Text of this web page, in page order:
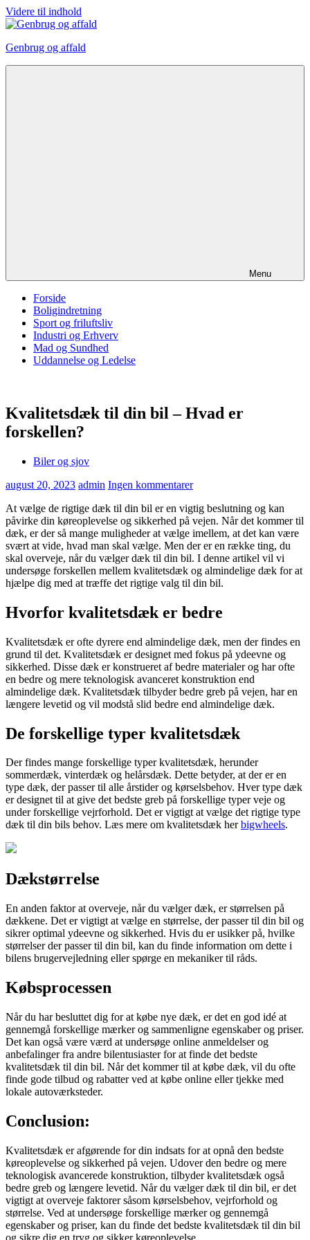
Videre til indhold
Genbrug og affald
Menu
Forside
Boligindretning
Sport og friluftsliv
Industri og Erhverv
Mad og Sundhed
Uddannelse og Ledelse
Kvalitetsdæk til din bil – Hvad er
forskellen?
Biler og sjov
august 20, 2023 admin Ingen kommentarer
At vælge de rigtige dæk til din bil er en vigtig beslutning og kan
påvirke din køreoplevelse og sikkerhed på vejen. Når det kommer til
dæk, er der så mange muligheder at vælge imellem, at det kan være
svært at vide, hvad man skal vælge. Men der er en række ting, du
skal overveje, når du vælger dæk til din bil. I denne artikel vil vi
undersøge forskellen mellem kvalitetsdæk og almindelige dæk for at
hjælpe dig med at træffe det rigtige valg til din bil.
Hvorfor kvalitetsdæk er bedre
Kvalitetsdæk er ofte dyrere end almindelige dæk, men der findes en
grund til det. Kvalitetsdæk er designet med fokus på ydeevne og
sikkerhed. Disse dæk er konstrueret af bedre materialer og har ofte
en bedre og mere teknologisk avanceret konstruktion end
almindelige dæk. Kvalitetsdæk tilbyder bedre greb på vejen, har en
længere levetid og vil modstå slid bedre end almindelige dæk.
De forskellige typer kvalitetsdæk
Der findes mange forskellige typer kvalitetsdæk, herunder
sommerdæk, vinterdæk og helårsdæk. Dette betyder, at der er en
type dæk, der passer til alle årstider og kørselsbehov. Hver type dæk
er designet til at give det bedste greb på forskellige typer veje og
under forskellige vejrforhold. Det er vigtigt at vælge det rigtige type
dæk til din bils behov. Læs mere om kvalitetsdæk herbigwheels.
Dækstørrelse
En anden faktor at overveje, når du vælger dæk, er størrelsen på
dækkene. Det er vigtigt at vælge en størrelse, der passer til din bil og
sikrer optimal ydeevne og sikkerhed. Hvis du er usikker på, hvilke
størrelser der passer til din bil, kan du finde information om dette i
bilens brugervejledning eller spørge en mekaniker til råds.
Købsprocessen
Når du har besluttet dig for at købe nye dæk, er det en god idé at
gennemgå forskellige mærker og sammenligne egenskaber og priser.
Det kan også være værd at undersøge online anmeldelser og
anbefalinger fra andre bilentusiaster for at finde det bedste
kvalitetsdæk til din bil. Når det kommer til at købe dæk, vil du ofte
finde gode tilbud og rabatter ved at købe online eller tjekke med
lokale autoværksteder.
Conclusion:
Kvalitetsdæk er afgørende for din indsats for at opnå den bedste
køreoplevelse og sikkerhed på vejen. Udover den bedre og mere
teknologisk avancerede konstruktion, tilbyder kvalitetsdæk også
bedre greb og længere levetid. Når du vælger dæk til din bil, er det
vigtigt at overveje faktorer såsom kørselsbehov, vejrforhold og
størrelse. Ved at undersøge forskellige mærker og gennemgå
egenskaber og priser, kan du finde det bedste kvalitetsdæk til din bil
og sikre dig en tryg og sikker køreoplevelse.